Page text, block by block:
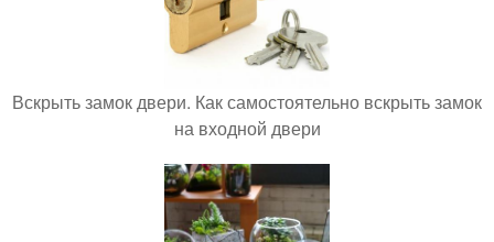
Вскрыть замок двери. Как самостоятельно вскрыть замок
на входной двери